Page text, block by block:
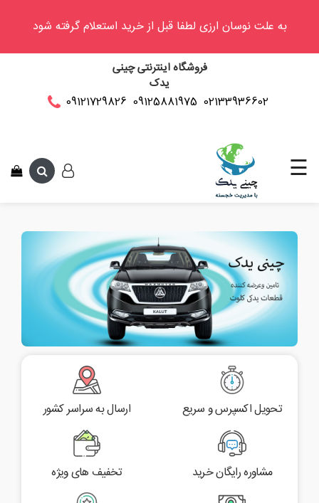
به علت نوسان ارزی لطفا قبل از خرید استعلام گرفته شود
فروشگاه اینترنتی چینی
یدک
02133936602
09125881975
09121729826
وینگل
سی
کاپرا
☰
تحویل اکسپرس و سریع ارسال به سراسر کشور
مشاوره رایگان خرید تخفیف های ویژه